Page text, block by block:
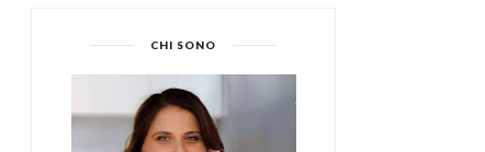
CHI SONO